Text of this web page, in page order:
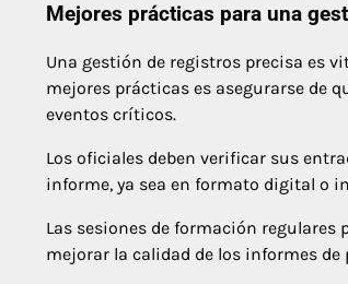
Mejores prácticas para una
Una gestión de registros precisa es
mejores prácticas es asegurarse de
eventos críticos.
Los oficiales deben verificar sus
informe, ya sea en formato digital o
Las sesiones de formación
mejorar la calidad de los informes